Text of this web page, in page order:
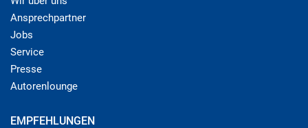
Ansprechpartner
Jobs
Service
Presse
Autorenlounge
EMPFEHLUNGEN